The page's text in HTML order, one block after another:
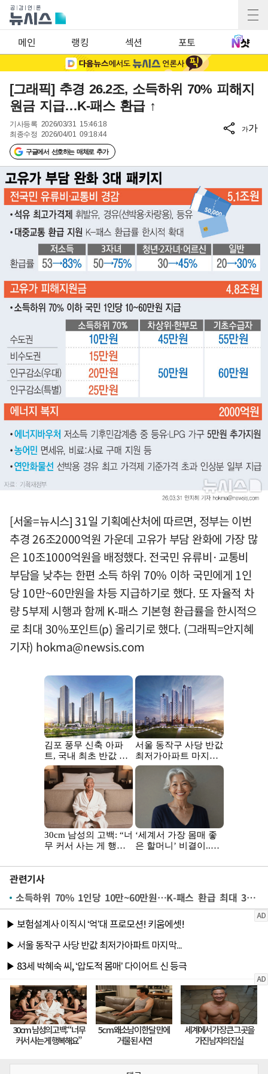
메인 랭킹 섹션 포토
[그래픽] 추경 26.2조, 소득하위 70% 피해지
원금 지급…K-패스 환급 ↑
기사등록 2026/03/31 15:46:18
최종수정 2026/04/01 09:18:44
구글에서 선호하는 매체로 추가
가가
[서울=뉴시스] 31일 기획예산처에 따르면, 정부는 이번
추경 26조2000억원 가운데 고유가 부담 완화에 가장 많
은 10조1000억원을 배정했다. 전국민 유류비·교통비
부담을 낮추는 한편 소득 하위 70% 이하 국민에게 1인
당 10만~60만원을 차등 지급하기로 했다. 또 자율적 차
량 5부제 시행과 함께 K-패스 기본형 환급률을 한시적으
로 최대 30%포인트(p) 올리기로 했다. (그래픽=안지혜
기자) hokma@newsis.com
관련기사
소득하위 70% 1인당 10만~60만원…K-패스 환급 최대 30%p↑[전쟁추경]